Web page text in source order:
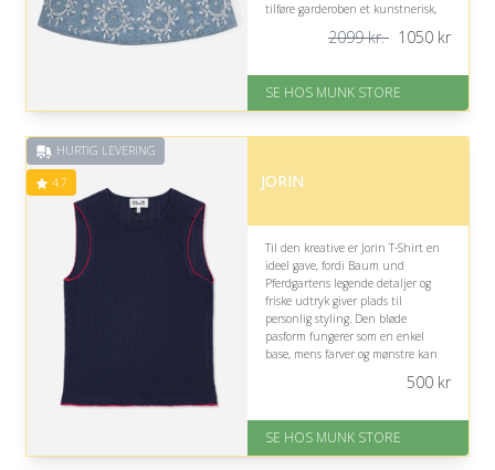
tilføre garderoben et kunstnerisk,
Fremragende Trustpilot rating
Nedsat: 50% (Normalpris: 2099
2099 kr. 1050kr
SE HOS MUNK STORE
HURTIG LEVERING
4.7 JORIN
Til den kreative er Jorin T-Shirt en
ideel gave, fordi Baum und
Pferdgartens legende detaljer og
friske udtryk giver plads til
personlig styling. Den bløde
pasform fungerer som en enkel
base, mens farver og mønstre kan
På lager
Levering: 1-2 dages levering
500kr
SE HOS MUNK STORE